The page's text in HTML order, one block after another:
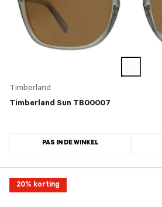
Timberland
Timberland Sun TB00007
PAS IN DE WINKEL
20% korting